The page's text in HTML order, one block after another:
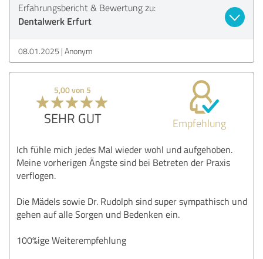
Erfahrungsbericht & Bewertung zu:
Dentalwerk Erfurt
08.01.2025 Anonym
5,00 von 5
SEHR GUT Empfehlung
Ich fühle mich jedes Mal wieder wohl und aufgehoben.
Meine vorherigen Ängste sind bei Betreten der Praxis
verflogen.
Die Mädels sowie Dr. Rudolph sind super sympathisch und
gehen auf alle Sorgen und Bedenken ein.
100%ige Weiterempfehlung